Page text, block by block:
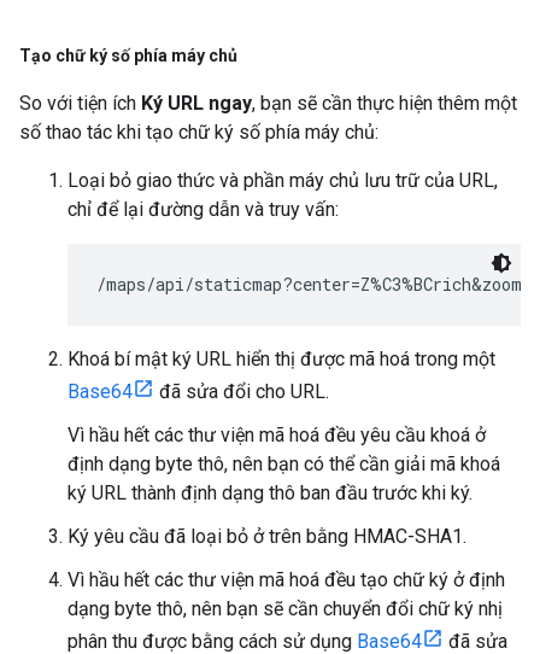
Tạo chữ ký số phía máy chủ
So với tiện ích Ký URL ngay, bạn sẽ cần thực hiện thêm một
số thao tác khi tạo chữ ký số phía máy chủ:
Loại bỏ giao thức và phần máy chủ lưu trữ của URL,
chỉ để lại đường dẫn và truy vấn:
/maps/api/
Khoá bí mật ký URL hiển thị được mã hoá trong một
Base64
đã sửa đổi cho URL.
Vì hầu hết các thư viện mã hoá đều yêu cầu khoá ở
định dạng byte thô, nên bạn có thể cần giải mã khoá
ký URL thành định dạng thô ban đầu trước khi ký.
Ký yêu cầu đã loại bỏ ở trên bằng HMAC-SHA1.
Vì hầu hết các thư viện mã hoá đều tạo chữ ký ở định
dạng byte thô, nên bạn sẽ cần chuyển đổi chữ ký nhị
phân thu được bằng cách sử dụng Base64
đã sửa